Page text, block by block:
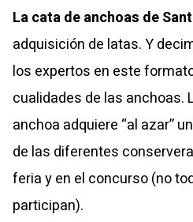
La cata de anchoas de
adquisición de latas. Y
los expertos en este
cualidades de las anchoas.
anchoa adquiere “al azar”
de las diferentes
feria y en el concurso (no
participan).